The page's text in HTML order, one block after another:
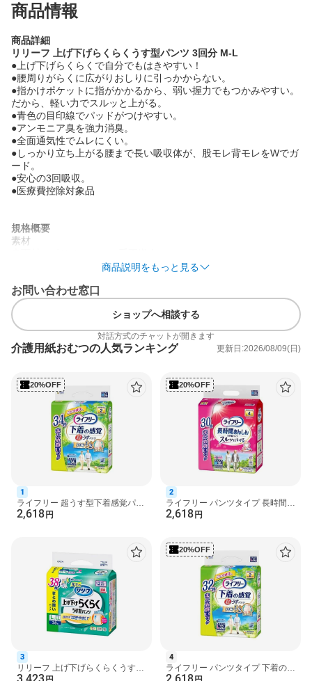
商品情報
商品詳細
リリーフ 上げ下げらくらくうす型パンツ 3回分 M-L
●上げ下げらくらくで自分でもはきやすい！
●腰周りがらくに広がりおしりに引っかからない。
●指かけポケットに指がかかるから、弱い握力でもつかみやすい。
だから、軽い力でスルッと上がる。
●青色の目印線でパッドがつけやすい。
●アンモニア臭を強力消臭。
●全面通気性でムレにくい。
●しっかり立ち上がる腰まで長い吸収体が、股モレ背モレをWでガ
ード。
●安心の3回吸収。
●医療費控除対象品
規格概要
素材
吸水材：綿状パルプ／吸収紙／アクリル系高分子吸水材
止着材：ポリオレフィンなど
伸縮材：ポリウレタン
結合材：スチレン系エラストマー合成樹脂など
注意事項
★ご使用上の注意
1.本品は紙おむつですので、洗濯しないでください。
2.誤って洗濯した場合は、脱水後、衣類についたパルプやゼリー
状の粒*をはたき落とし、洗濯機内部に残ったものは取り除いてく
*ゼリー状の粒は高分子吸水材が水分を吸収したものです。
3.変形することがありますので、暖房器具の近くなど高温になる
所に置かないでください。
4.肌に残った大便はかぶれの原因になりますのできれいにふき取
は、ご使用を中止し、医師にご相談ください。
5.ご使用者が誤って口にすることがないよう保管に注意し、使用
後はすぐに処理してください。食べてしまった場合は、早急に医
6.衛生品ですので、1日に1回は交換をおすすめします。
★使用上の注意
・汚れた紙おむつは早くとりかえてください。
・テープは直接お肌につけないでください。
・誤って口に入れたり、のどにつまらせることのないよう保管場
所に注意し、使用後はすぐに処理してください。
・開封後は、ほこりや虫が入らないよう、衛生的に保管してくだ
さい。
商品説明をもっと見る
お問い合わせ窓口
ショップへ相談する
対話方式のチャットが開きます
介護用紙おむつの人気ランキング 更新日:2026/08/09(日)
20%OFF
1
ライフリー 超うす型下着感覚パン
ツ2回M 介護用おむつ 34枚入 【ラ
2,618 円
20%OFF
2
ライフリー パンツタイプ 長時間あ
んしんうす型パンツ Mサイズ 4回
2,618 円
3
リリーフ 上げ下げらくらくうす型
パンツ 2回分L-LL 38枚入 【リリ
20%OFF
4
ライフリー パンツタイプ 下着の感
覚超うす型パンツ Lサイズ 2回吸